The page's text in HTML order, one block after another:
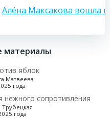
Алёна Максакова вошла
материалы
яблок
Матвеева
года
нежного сопротивления
года